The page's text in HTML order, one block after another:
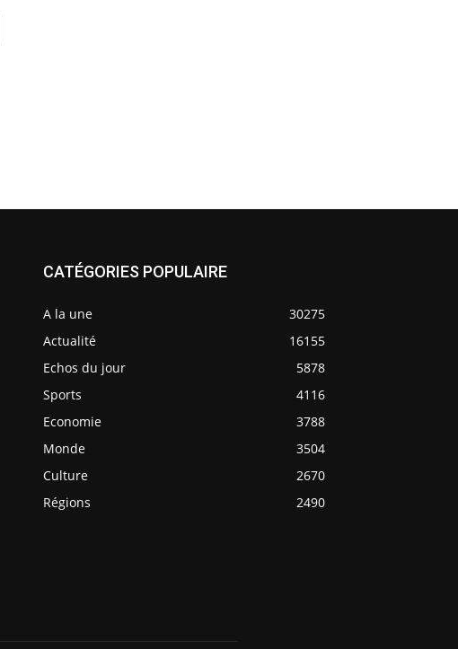
CATÉGORIES POPULAIRE
A la une
30275
Actualité
16155
Echos du jour
5878
Sports
4116
Economie
3788
Monde
3504
Culture
2670
Régions
2490